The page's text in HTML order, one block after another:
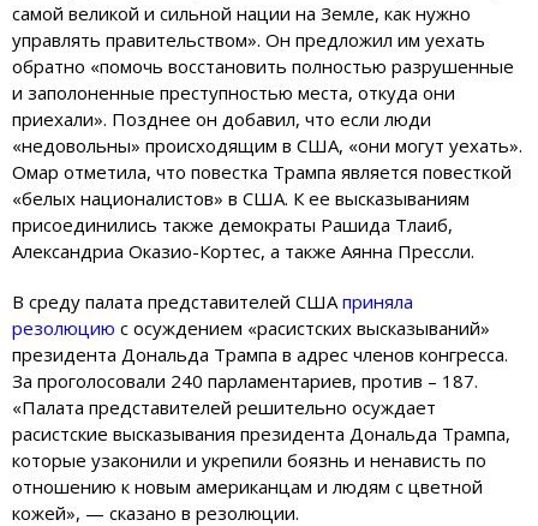
самой великой и сильной нации на Земле, как нужно
управлять правительством». Он предложил им уехать
обратно «помочь восстановить полностью разрушенные
и заполоненные преступностью места, откуда они
приехали». Позднее он добавил, что если люди
«недовольны» происходящим в США, «они могут уехать».
Омар отметила, что повестка Трампа является повесткой
«белых националистов» в США. К ее высказываниям
присоединились также демократы Рашида Тлаиб,
Александриа Оказио-Кортес, а также Аянна Прессли.
В среду палата представителей США приняла
резолюцию с осуждением «расистских высказываний»
президента Дональда Трампа в адрес членов конгресса.
За проголосовали 240 парламентариев, против – 187.
«Палата представителей решительно осуждает
расистские высказывания президента Дональда Трампа,
которые узаконили и укрепили боязнь и ненависть по
отношению к новым американцам и людям с цветной
кожей», — сказано в резолюции.